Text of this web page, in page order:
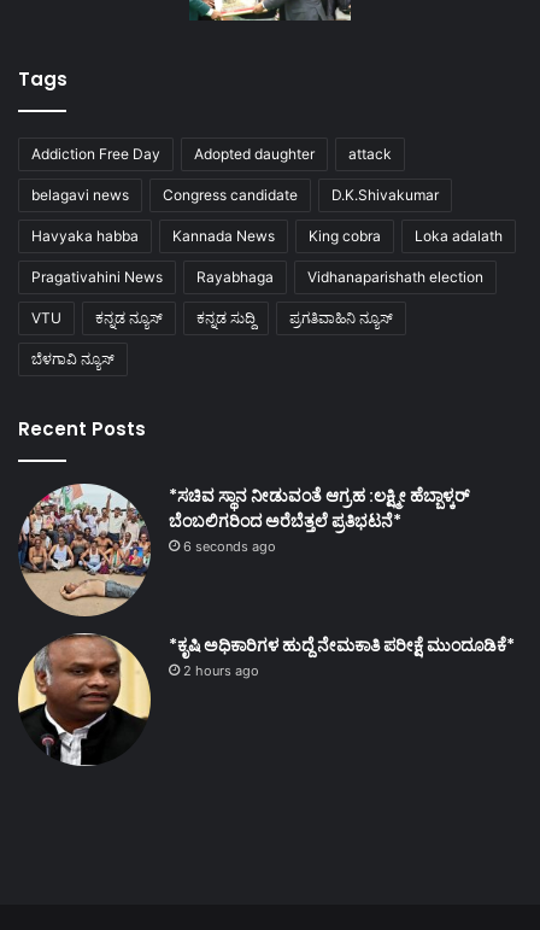
Tags
Addiction Free Day Adopted daughter attack
belagavi news Congress candidate D.K.Shivakumar
Havyaka habba Kannada News King cobra Loka adalath
Pragativahini News Rayabhaga Vidhanaparishath election
VTU ಕನ್ನಡ ನ್ಯೂಸ್ ಕನ್ನಡ ಸುದ್ದಿ ಪ್ರಗತಿವಾಹಿನಿ ನ್ಯೂಸ್
ಬೆಳಗಾವಿ ನ್ಯೂಸ್
Recent Posts
*ಸಚಿವ ಸ್ಥಾನ ನೀಡುವಂತೆ ಆಗ್ರಹ :ಲಕ್ಷ್ಮೀ ಹೆಬ್ಬಾಳ್ಕರ್
ಬೆಂಬಲಿಗರಿಂದ ಅರೆಬೆತ್ತಲೆ ಪ್ರತಿಭಟನೆ*
6 seconds ago
*ಕೃಷಿ ಅಧಿಕಾರಿಗಳ ಹುದ್ದೆ ನೇಮಕಾತಿ ಪರೀಕ್ಷೆ ಮುಂದೂಡಿಕೆ*
2 hours ago